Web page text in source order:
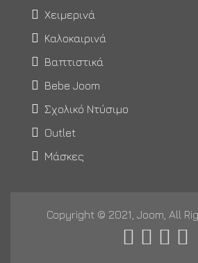
Χειμερινά
Καλοκαιρινά
Βαπτιστικά
Bebe Joom
Σχολικό Ντύσιμο
Outlet
Μάσκες
Copyright © 2021, Joom, All